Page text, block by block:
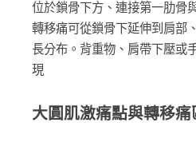
位於鎖骨下方、連接第一肋骨
轉移痛可從鎖骨下延伸到肩部
長分布。背重物、肩帶下壓或
現
大圓肌激痛點與轉移痛